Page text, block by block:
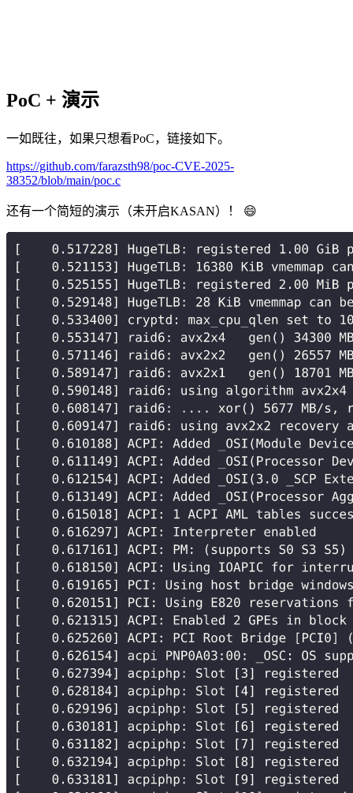
PoC + 演示
一如既往，如果只想看PoC，链接如下。
https://github.com/farazsth98/poc-CVE-2025-
38352/blob/main/poc.c
还有一个简短的演示（未开启KASAN）！ 😄